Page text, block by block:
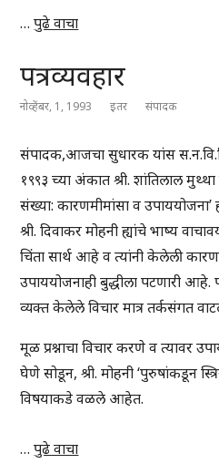
…पुढे वाचा
पत्रव्यवहार
नोव्हेंबर, 1, 1993 इतर संपादक
संपादक,आजचा सुधारक यांस
१९९३ च्या अंकात श्री. शांतिलाल
संख्या: कारणमीमांसा व उपाययोजना’
श्री. दिवाकर मोहनी ह्यांचे भाष्य
चिंता सार्थ आहे व त्यांनी केलेली
उपाययोजनाही बुद्धीला पटणारी आहे.
व्यक्त केलेले विचार मात्र तर्कसंगत
मूळ प्रश्नाचा विचार करणे व त्यावर
घेणे सोडून, श्री. मोहनी ‘पुरुषांकडून
विषयाकडे वळले आहेत.
…पुढे वाचा